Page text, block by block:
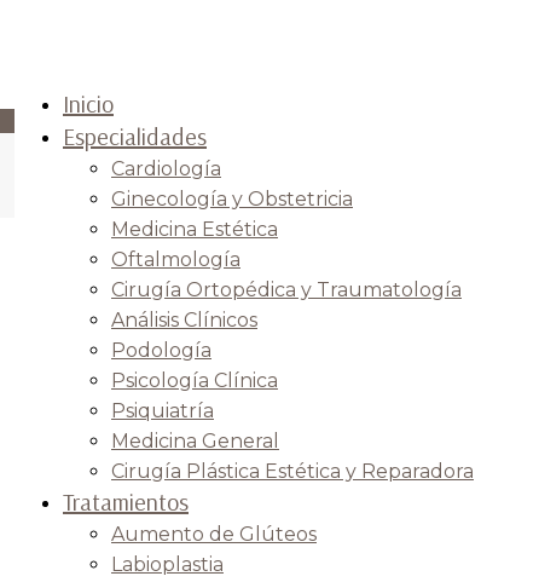
Inicio
Especialidades
Cardiología
Ginecología y Obstetricia
Medicina Estética
Oftalmología
Cirugía Ortopédica y Traumatología
Análisis Clínicos
Podología
Psicología Clínica
Psiquiatría
Medicina General
Cirugía Plástica Estética y Reparadora
Tratamientos
Aumento de Glúteos
Labioplastia